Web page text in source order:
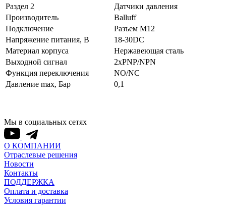
Раздел 2
Датчики давления
Производитель
Balluff
Подключение
Разъем M12
Напряжение питания, В
18-30DC
Материал корпуса
Нержавеющая сталь
Выходной сигнал
2xPNP/NPN
Функция переключения
NO/NC
Давление max, Бар
0,1
Мы в социальных сетях
О КОМПАНИИ
Отраслевые решения
Новости
Контакты
ПОДДЕРЖКА
Оплата и доставка
Условия гарантии